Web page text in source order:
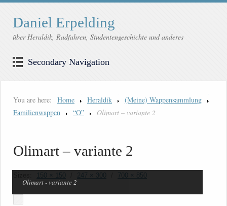
Daniel Erpelding
über Heraldik, Radfahren, Studentengeschichte und anderes
Secondary Navigation
You are here: Home Heraldik
(Meine) Wappensammlung
Familienwappen
“O” Olimart – variante 2
Olimart – variante 2
150 × 150 247 × 300 700 × 850
Olimart - variante 2